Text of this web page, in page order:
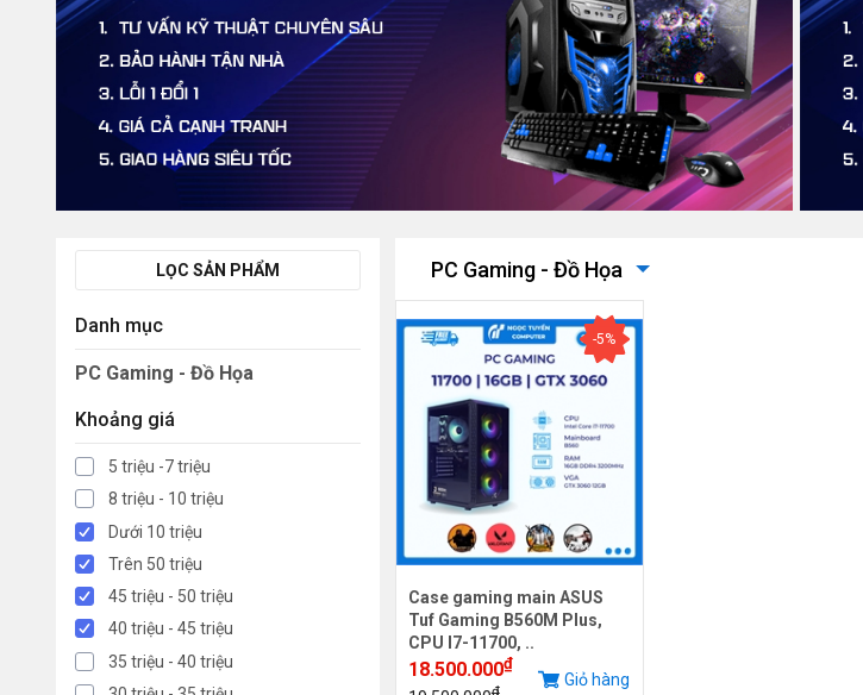
LỌC SẢN PHẨM
Danh mục
PC Gaming - Đồ Họa
Khoảng giá
5 triệu -7 triệu
8 triệu - 10 triệu
Dưới 10 triệu
Trên 50 triệu
45 triệu - 50 triệu
40 triệu - 45 triệu
35 triệu - 40 triệu
PC Gaming - Đồ Họa
-5%
Case gaming main ASUS
Tuf Gaming B560M Plus,
CPU I7-11700, ..
18.500.000₫
₫
Giỏ hàng